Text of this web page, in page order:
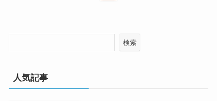
検索
人気記事